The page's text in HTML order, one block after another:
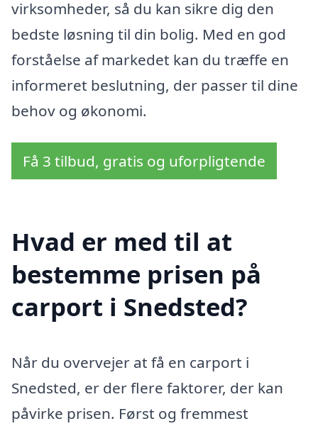
virksomheder, så du kan sikre dig den
bedste løsning til din bolig. Med en god
forståelse af markedet kan du træffe en
informeret beslutning, der passer til dine
behov og økonomi.
Få 3 tilbud, gratis og uforpligtende
Hvad er med til at
bestemme prisen på
carport i Snedsted?
Når du overvejer at få en carport i
Snedsted, er der flere faktorer, der kan
påvirke prisen. Først og fremmest